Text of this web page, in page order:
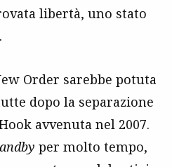
libertà, uno stato
Order sarebbe potuta
dopo la separazione
avvenuta nel 2007.
per molto tempo,